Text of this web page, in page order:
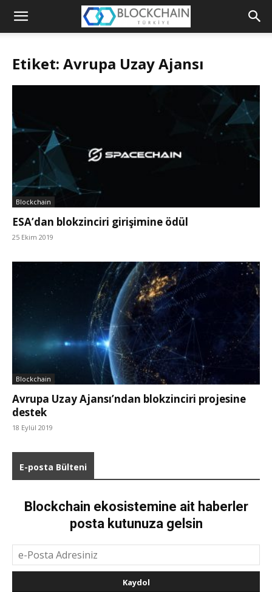
Blockchain
Etiket: Avrupa Uzay Ajansı
Blockchain
ESA’dan blokzinciri girişimine ödül
25 Ekim 2019
Blockchain
Avrupa Uzay Ajansı’ndan blokzinciri projesine
destek
18 Eylül 2019
E-posta Bülteni
Blockchain ekosistemine ait haberler
posta kutunuza gelsin